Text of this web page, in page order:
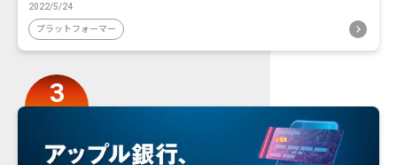
2022/5/24
プラットフォーマー